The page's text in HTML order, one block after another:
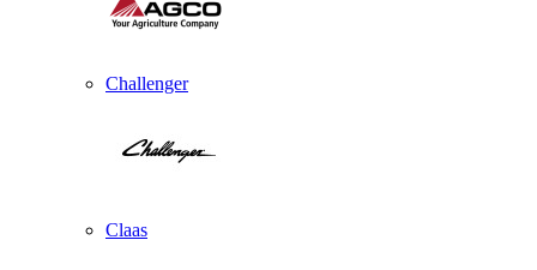
Challenger
Claas